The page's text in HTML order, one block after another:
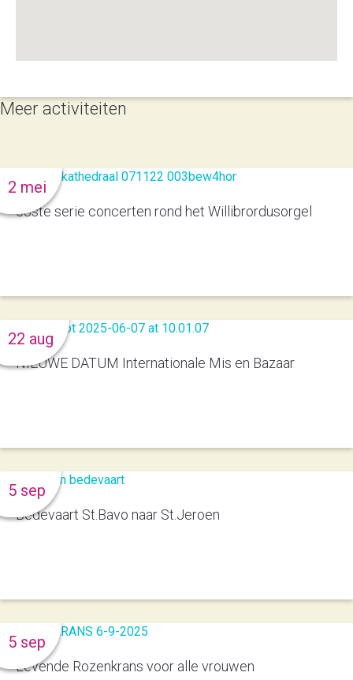
Meer activiteiten
53ste serie concerten rond het Willibrordusorgel
2 mei
NIEUWE DATUM Internationale Mis en Bazaar
22 aug
Bedevaart St.Bavo naar St.Jeroen
5 sep
Levende Rozenkrans voor alle vrouwen
5 sep